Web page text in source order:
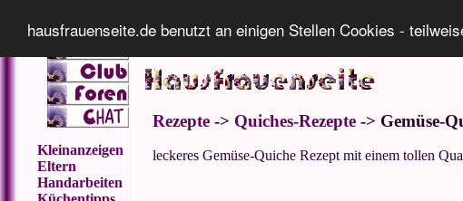
hausfrauenseite.de benutzt an einigen Stellen Cookies -
Kleinanzeigen
Eltern
Handarbeiten
Rezepte -> Quiches-Rezepte -> Gemüse-
leckeres Gemüse-Quiche Rezept mit einem tollen